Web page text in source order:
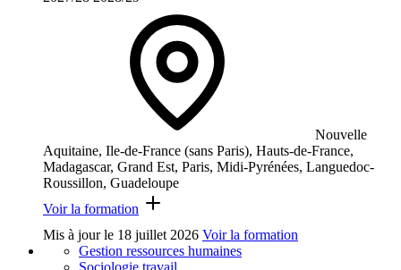
Nouvelle
Aquitaine, Ile-de-France (sans Paris), Hauts-de-France,
Madagascar, Grand Est, Paris, Midi-Pyrénées, Languedoc-
Roussillon, Guadeloupe
Voir la formation
Mis à jour le 18 juillet 2026 Voir la formation
Gestion ressources humaines